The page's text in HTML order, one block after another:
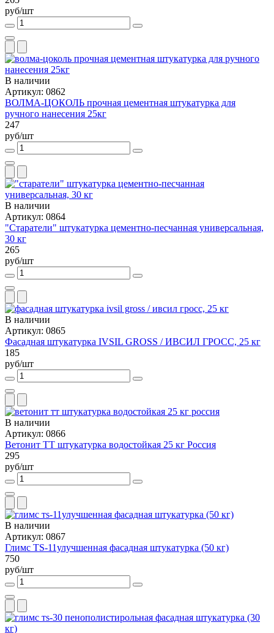
руб/шт
В наличии
Артикул: 0862
ВОЛМА-ЦОКОЛЬ прочная цементная штукатурка для
ручного нанесения 25кг
247
руб/шт
В наличии
Артикул: 0864
"Старатели" штукатурка цементно-песчанная универсальная,
30 кг
265
руб/шт
В наличии
Артикул: 0865
Фасадная штукатурка IVSIL GROSS / ИВСИЛ ГРОСС, 25 кг
185
руб/шт
В наличии
Артикул: 0866
Ветонит ТТ штукатурка водостойкая 25 кг Россия
295
руб/шт
В наличии
Артикул: 0867
Глимс ТS-11улучшенная фасадная штукатурка (50 кг)
750
руб/шт